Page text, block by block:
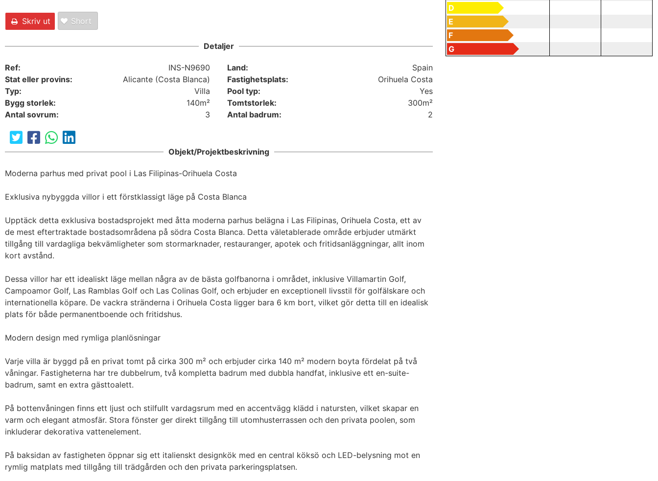
Skriv ut Short
Detaljer
Ref: INS-N9690 Land:
Spain
Stat eller provins:
Alicante (Costa Blanca) Fastighetsplats:
Orihuela Costa
Typ:
Villa Pool typ:
Yes
Bygg storlek:
140m² Tomtstorlek:
300m²
Antal sovrum:
3 Antal badrum: 2
Objekt/Projektbeskrivning
Moderna parhus med privat pool i Las Filipinas-Orihuela Costa
Exklusiva nybyggda villor i ett förstklassigt läge på Costa Blanca
Upptäck detta exklusiva bostadsprojekt med åtta moderna parhus belägna i Las Filipinas, Orihuela Costa, ett av
de mest eftertraktade bostadsområdena på södra Costa Blanca. Detta väletablerade område erbjuder utmärkt
tillgång till vardagliga bekvämligheter som stormarknader, restauranger, apotek och fritidsanläggningar, allt inom
kort avstånd.
Dessa villor har ett idealiskt läge mellan några av de bästa golfbanorna i området, inklusive Villamartin Golf,
Campoamor Golf, Las Ramblas Golf och Las Colinas Golf, och erbjuder en exceptionell livsstil för golfälskare och
internationella köpare. De vackra stränderna i Orihuela Costa ligger bara 6 km bort, vilket gör detta till en idealisk
plats för både permanentboende och fritidshus.
Modern design med rymliga planlösningar
Varje villa är byggd på en privat tomt på cirka 300 m² och erbjuder cirka 140 m² modern boyta fördelat på två
våningar. Fastigheterna har tre dubbelrum, två kompletta badrum med dubbla handfat, inklusive ett en-suite-
badrum, samt en extra gästtoalett.
På bottenvåningen finns ett ljust och stilfullt vardagsrum med en accentvägg klädd i natursten, vilket skapar en
varm och elegant atmosfär. Stora fönster ger direkt tillgång till utomhusterrassen och den privata poolen, som
inkluderar dekorativa vattenelement.
På baksidan av fastigheten öppnar sig ett italienskt designkök med en central köksö och LED-belysning mot en
rymlig matplats med tillgång till trädgården och den privata parkeringsplatsen.
D
E
F
G